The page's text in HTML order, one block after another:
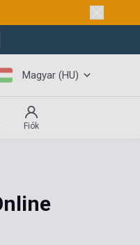
Magyar (HU)
Fiók